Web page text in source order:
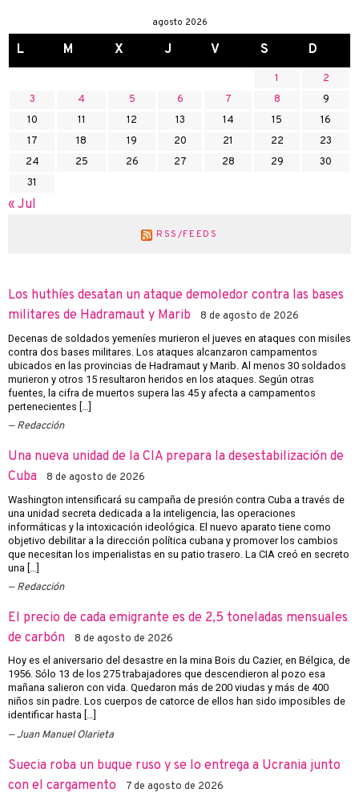
agosto 2026
L M X J V S D
1
2
3
4 5 6 7 8
9
10
11 12 13 14 15
16
17
18 19 20 21 22
23
24
25 26 27 28 29
30
31
« Jul
RSS/FEEDS
Los huthíes desatan un ataque demoledor contra las bases
militares de Hadramaut y Marib
8 de agosto de 2026
Decenas de soldados yemeníes murieron el jueves en ataques con misiles
contra dos bases militares. Los ataques alcanzaron campamentos
ubicados en las provincias de Hadramaut y Marib. Al menos 30 soldados
murieron y otros 15 resultaron heridos en los ataques. Según otras
fuentes, la cifra de muertos supera las 45 y afecta a campamentos
pertenecientes […]
Redacción
Una nueva unidad de la CIA prepara la desestabilización de
Cuba
8 de agosto de 2026
Washington intensificará su campaña de presión contra Cuba a través de
una unidad secreta dedicada a la inteligencia, las operaciones
informáticas y la intoxicación ideológica. El nuevo aparato tiene como
objetivo debilitar a la dirección política cubana y promover los cambios
que necesitan los imperialistas en su patio trasero. La CIA creó en secreto
una […]
Redacción
El precio de cada emigrante es de 2,5 toneladas mensuales
de carbón
8 de agosto de 2026
Hoy es el aniversario del desastre en la mina Bois du Cazier, en Bélgica, de
1956. Sólo 13 de los 275 trabajadores que descendieron al pozo esa
mañana salieron con vida. Quedaron más de 200 viudas y más de 400
niños sin padre. Los cuerpos de catorce de ellos han sido imposibles de
identificar hasta […]
Juan Manuel Olarieta
Suecia roba un buque ruso y se lo entrega a Ucrania junto
con el cargamento
7 de agosto de 2026